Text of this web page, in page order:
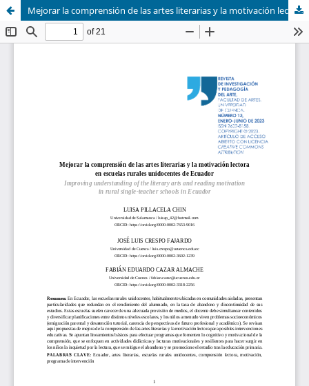
Mejorar la comprensión de las artes literarias y la motivación lectora en escuelas rurales unidocentes de Ecuador